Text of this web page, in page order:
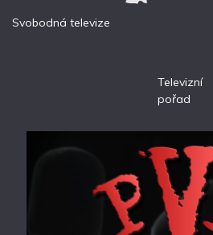
Svobodná televize
Televizní
pořad